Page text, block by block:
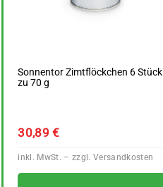
Sonnentor Zimtflöckchen 6 Stück
zu 70 g
30,89€